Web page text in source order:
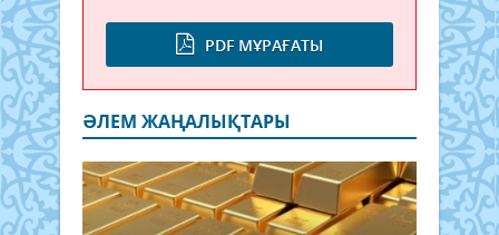
PDF МҰРАҒАТЫ
ӘЛЕМ ЖАҢАЛЫҚТАРЫ